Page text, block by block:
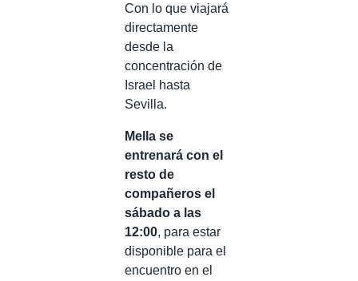
Con lo que viajará
directamente
desde la
concentración de
Israel hasta
Sevilla.
Mella se
entrenará con el
resto de
compañeros el
sábado a las
12:00, para estar
disponible para el
encuentro en el